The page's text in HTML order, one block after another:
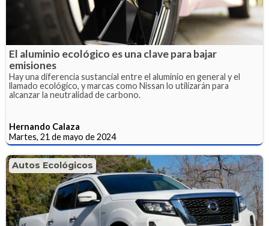
El aluminio ecológico es una clave para bajar
emisiones
Hay una diferencia sustancial entre el aluminio en general y el
llamado ecológico, y marcas como Nissan lo utilizarán para
alcanzar la neutralidad de carbono.
Hernando Calaza
Martes, 21 de mayo de 2024
Autos Ecológicos